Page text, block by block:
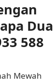
Dua
588
Mewah